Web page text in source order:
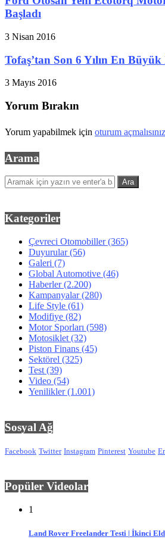
Başladı
3 Nisan 2016
Tofaş’tan Son 6 Yılın En Büyük
3 Mayıs 2016
Yorum Bırakın
Yorum yapabilmek için oturum açmalısınız
Arama
Kategoriler
Çevreci Otomobiller(365)
Duyurular(56)
Galeri (7)
Global Automotive (46)
Haberler(2.200)
Kampanyalar(280)
Life Style (61)
Modifiye (82)
Motor Sporları (598)
Motosiklet (32)
Piston Finans (45)
Sektörel (325)
Test (39)
Video (54)
Yenilikler(1.001)
Sosyal Ağ
Facebook Twitter Instagram Pinterest Youtube
Popüler Videolar
1
Land Rover Freelander Testi | İkinci